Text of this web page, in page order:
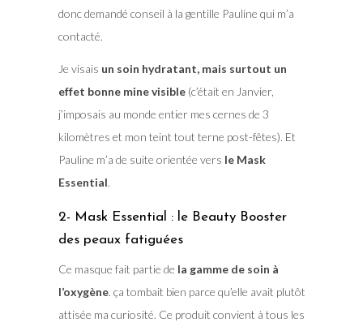
donc demandé conseil à la gentille Pauline qui m’a
contacté.
Je visais un soin hydratant, mais surtout un
effet bonne mine visible(c’était en Janvier,
j’imposais au monde entier mes cernes de 3
kilomètres et mon teint tout terne post-fêtes). Et
Pauline m’a de suite orientée vers le Mask
Essential.
2- Mask Essential : le Beauty Booster
des peaux fatiguées
Ce masque fait partie de la gamme de soin à
l’oxygène. ça tombait bien parce qu’elle avait plutôt
attisée ma curiosité. Ce produit convient à tous les